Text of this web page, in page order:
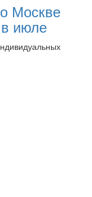
Москве
июле